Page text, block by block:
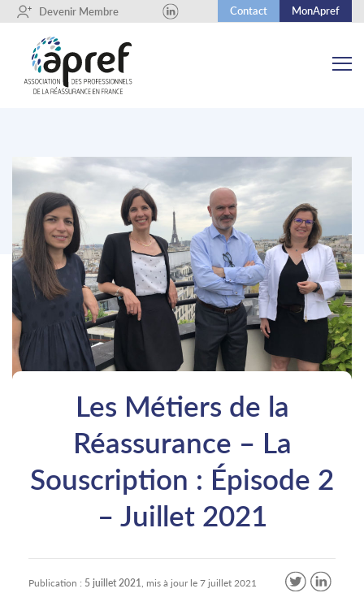
+ Devenir Membre Contact MonApref
Les Métiers de la
Réassurance – La
Souscription : Épisode 2
– Juillet 2021
Publication : 5 juillet 2021, mis à jour le 7 juillet 2021